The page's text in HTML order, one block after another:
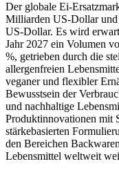
Der globale Ei-
Milliarden US-Dollar
US-Dollar. Es wird
Jahr 2027 ein Volumen
%, getrieben durch die
allergenfreien
veganer und flexibler
Bewusstsein der
und nachhaltige
Produktinnovationen mit
stärkebasierten
den Bereichen
Lebensmittel weltweit